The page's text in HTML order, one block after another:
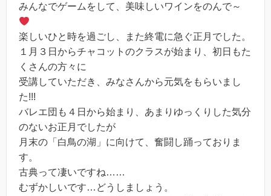
みんなでゲームをして、美味しいワインをのんで～
楽しいひと時を過ごし、また終電に急ぐ正月でした。
１月３日からチャコットのクラスが始まり、初日もた
くさんの方々に
受講していただき、みなさんから元気をもらいまし
た!!!
バレエ団も４日から始まり、あまりゆっくりした気分
のないお正月でしたが
月末の「白鳥の湖」に向けて、奮闘し踊っておりま
す。
古典って凄いですね……
むずかしいです…どうしましょう。